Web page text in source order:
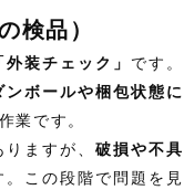
検品）
外装チェック」 です。
ンボールや梱包状態に
業です。
りますが、破損や不具
この段階で問題を見